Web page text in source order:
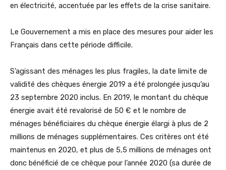
en électricité, accentuée par les effets de la crise sanitaire.
Le Gouvernement a mis en place des mesures pour aider les
Français dans cette période difficile.
S’agissant des ménages les plus fragiles, la date limite de
validité des chèques énergie 2019 a été prolongée jusqu’au
23 septembre 2020 inclus. En 2019, le montant du chèque
énergie avait été revalorisé de 50 € et le nombre de
ménages bénéficiaires du chèque énergie élargi à plus de 2
millions de ménages supplémentaires. Ces critères ont été
maintenus en 2020, et plus de 5,5 millions de ménages ont
donc bénéficié de ce chèque pour l’année 2020 (sa durée de